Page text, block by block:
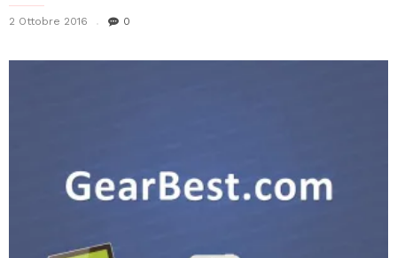
2 Ottobre 2016 0